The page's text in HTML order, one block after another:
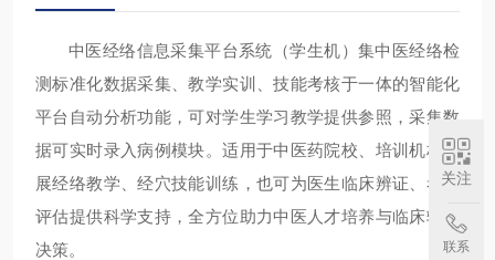
中医经络信息采集平台系统（学生机）集中医经络检
测标准化数据采集、教学实训、技能考核于一体的智能化
平台自动分析功能，可对学生学习教学提供参照，采集数
据可实时录入病例模块。适用于中医药院校、培训机构开
展经络教学、经穴技能训练，也可为医生临床辨证、考核
评估提供科学支持，全方位助力中医人才培养与临床辅助
决策。
关注
联系